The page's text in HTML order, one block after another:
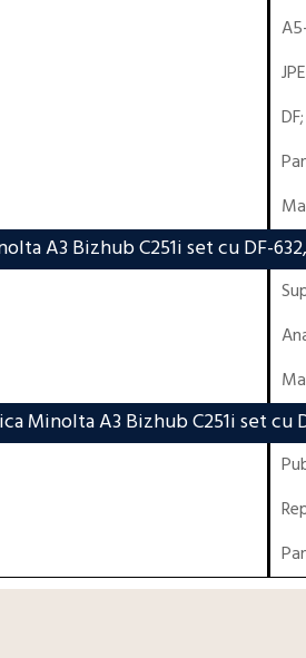
A3 Bizhub C251i set cu DF-
Minolta A3 Bizhub C251i set cu